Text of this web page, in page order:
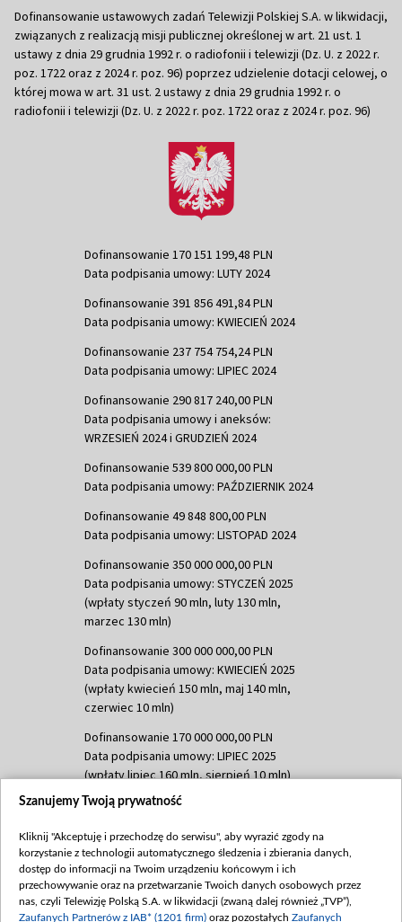
Dofinansowanie ustawowych zadań Telewizji Polskiej S.A. w likwidacji,
związanych z realizacją misji publicznej określonej w art. 21 ust. 1
ustawy z dnia 29 grudnia 1992 r. o radiofonii i telewizji (Dz. U. z 2022 r.
poz. 1722 oraz z 2024 r. poz. 96) poprzez udzielenie dotacji celowej, o
której mowa w art. 31 ust. 2 ustawy z dnia 29 grudnia 1992 r. o
radiofonii i telewizji (Dz. U. z 2022 r. poz. 1722 oraz z 2024 r. poz. 96)
Dofinansowanie 170 151 199,48 PLN
Data podpisania umowy: LUTY 2024
Dofinansowanie 391 856 491,84 PLN
Data podpisania umowy: KWIECIEŃ 2024
Dofinansowanie 237 754 754,24 PLN
Data podpisania umowy: LIPIEC 2024
Dofinansowanie 290 817 240,00 PLN
Data podpisania umowy i aneksów:
WRZESIEŃ 2024 i GRUDZIEŃ 2024
Dofinansowanie 539 800 000,00 PLN
Data podpisania umowy: PAŹDZIERNIK 2024
Dofinansowanie 49 848 800,00 PLN
Data podpisania umowy: LISTOPAD 2024
Dofinansowanie 350 000 000,00 PLN
Data podpisania umowy: STYCZEŃ 2025
(wpłaty styczeń 90 mln, luty 130 mln,
marzec 130 mln)
Dofinansowanie 300 000 000,00 PLN
Data podpisania umowy: KWIECIEŃ 2025
(wpłaty kwiecień 150 mln, maj 140 mln,
czerwiec 10 mln)
Dofinansowanie 170 000 000,00 PLN
Data podpisania umowy: LIPIEC 2025
(wpłaty lipiec 160 mln, sierpień 10 mln)
Dofinansowanie 60 000 000,00 PLN
(wpłata wrzesień 60 mln)
Dofinansowanie 635 783 051,21 PLN
Data podpisania umowy: WRZESIEŃ 2025
(wpłata wrzesień 100 mln, październik 350
Szanujemy Twoją prywatność
Kliknij "Akceptuję i przechodzę do serwisu", aby wyrazić zgody na
korzystanie z technologii automatycznego śledzenia i zbierania danych,
dostęp do informacji na Twoim urządzeniu końcowym i ich
przechowywanie oraz na przetwarzanie Twoich danych osobowych przez
nas, czyli Telewizję Polską S.A. w likwidacji (zwaną dalej również „TVP”),
Zaufanych Partnerów z IAB* (1201 firm) oraz pozostałych Zaufanych